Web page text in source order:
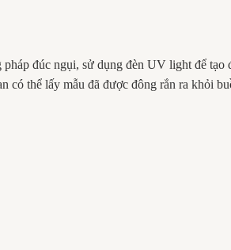
đúc ngụi, sử dụng đèn UV light để tạo
thể lấy mẫu đã được đông rắn ra khỏi